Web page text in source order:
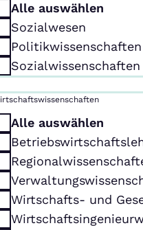
Alle auswählen
Sozialwesen
Politikwissenschaften
Sozialwissenschaften
Alle auswählen
Wirtschafts- und